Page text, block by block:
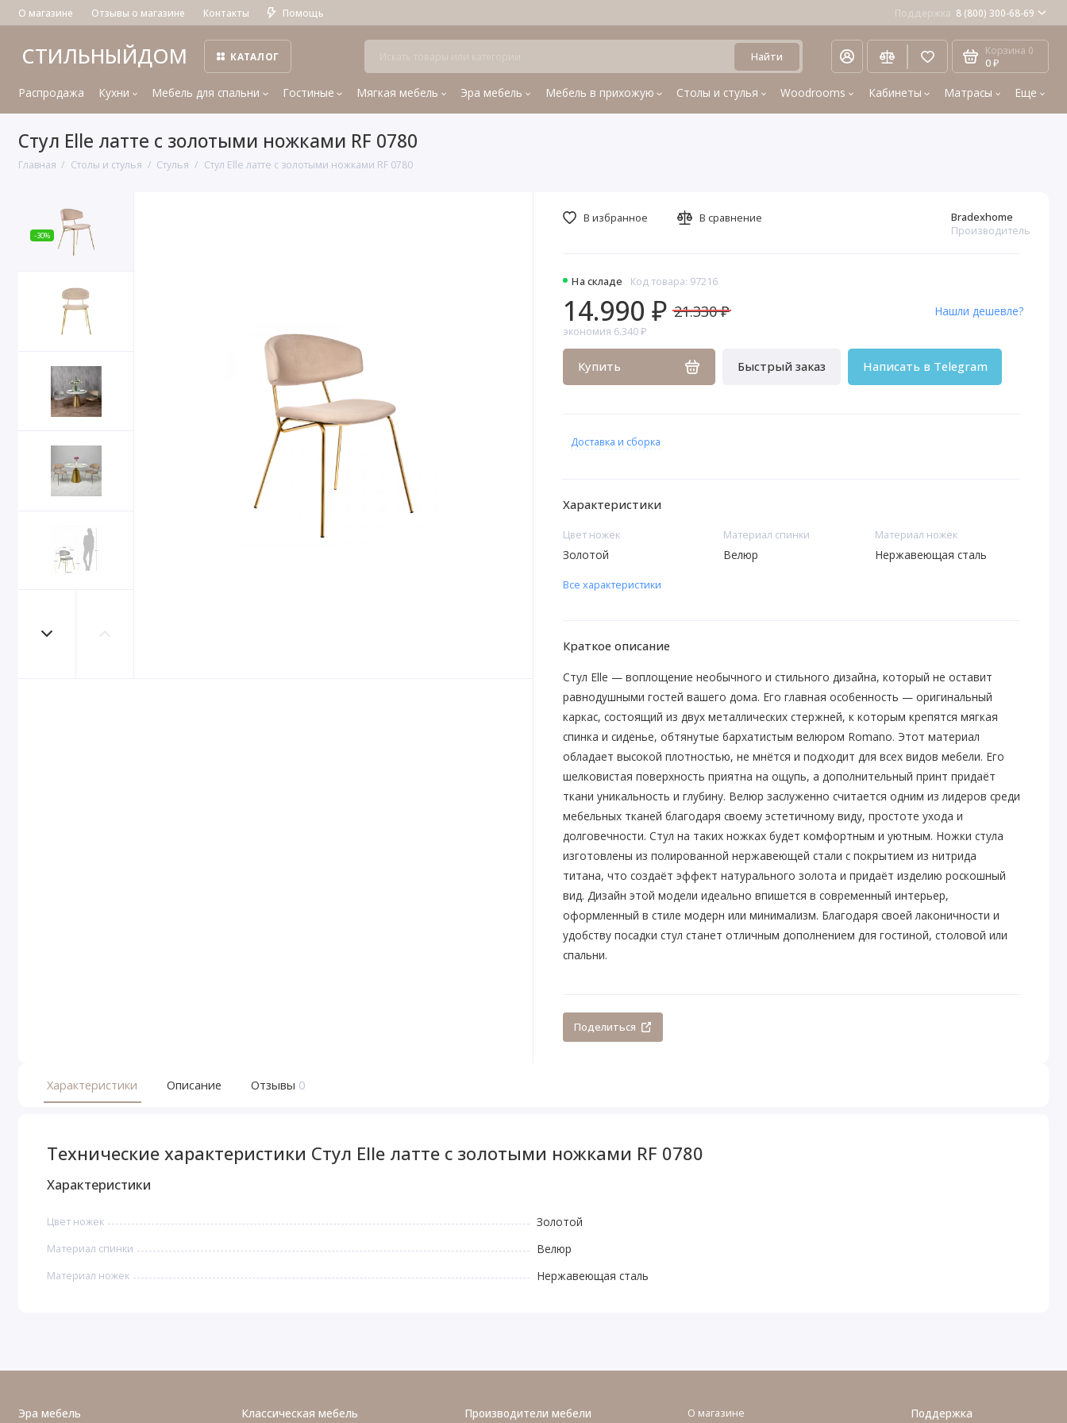
О магазине Отзывы о магазине Контакты Помощь Поддержка 8 (800) 300-68-69
СТИЛЬНЫЙДОМ КАТАЛОГ Найти Корзина 0
0 ₽
Распродажа Кухни Мебель для спальни Гостиные Мягкая мебель Эра мебель Мебель в прихожую Столы и стулья Woodrooms Кабинеты Матрасы Еще
Стул Elle латте с золотыми ножками RF 0780
Главная Столы и стулья Стулья Стул Elle латте с золотыми ножками RF 0780
-30%
На складе Код товара: 97216
Bradexhome
Производитель
14.990 ₽ 21.330 ₽
экономия 6.340 ₽
Купить Быстрый заказ Написать в Telegram
Нашли дешевле?
В избранное В сравнение
Доставка и сборка
Характеристики
Цвет ножек
Золотой
Материал спинки
Велюр
Материал ножек
Нержавеющая сталь
Все характеристики
Краткое описание
Стул Elle — воплощение необычного и стильного дизайна, который не оставит
равнодушными гостей вашего дома. Его главная особенность — оригинальный
каркас, состоящий из двух металлических стержней, к которым крепятся мягкая
спинка и сиденье, обтянутые бархатистым велюром Romano. Этот материал
обладает высокой плотностью, не мнётся и подходит для всех видов мебели. Его
шелковистая поверхность приятна на ощупь, а дополнительный принт придаёт
ткани уникальность и глубину. Велюр заслуженно считается одним из лидеров среди
мебельных тканей благодаря своему эстетичному виду, простоте ухода и
долговечности. Стул на таких ножках будет комфортным и уютным. Ножки стула
изготовлены из полированной нержавеющей стали с покрытием из нитрида
титана, что создаёт эффект натурального золота и придаёт изделию роскошный
вид. Дизайн этой модели идеально впишется в современный интерьер,
оформленный в стиле модерн или минимализм. Благодаря своей лаконичности и
удобству посадки стул станет отличным дополнением для гостиной, столовой или
спальни.
Поделиться
Характеристики Описание Отзывы 0
Технические характеристики Стул Elle латте с золотыми ножками RF 0780
Характеристики
Цвет ножек Золотой
Материал спинки Велюр
Материал ножек Нержавеющая сталь
Эра мебель Классическая мебель Производители мебели О магазине Поддержка